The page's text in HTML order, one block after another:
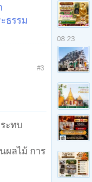
ธรรม
#3
ะทบ
ผลไม้ การ
08:23